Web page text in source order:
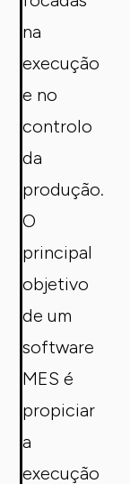
na
execução
e no
controlo
da
produção.
O
principal
objetivo
de um
software
MES é
propiciar
a
execução